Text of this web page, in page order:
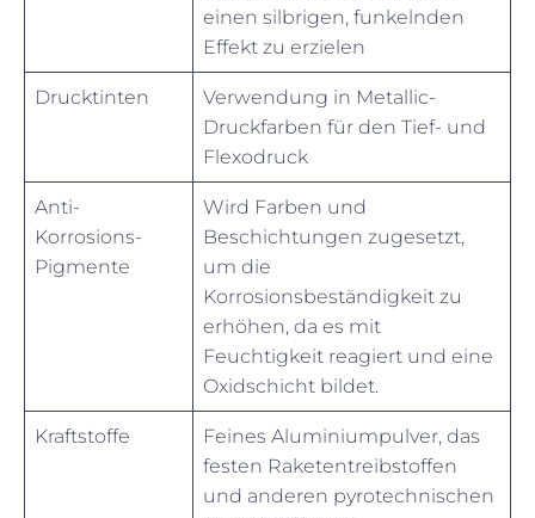
einen silbrigen, funkelnden
Effekt zu erzielen
Drucktinten
Verwendung in Metallic-
Druckfarben für den Tief- und
Flexodruck
Anti-
Korrosions-
Pigmente
Wird Farben und
Beschichtungen zugesetzt,
um die
Korrosionsbeständigkeit zu
erhöhen, da es mit
Feuchtigkeit reagiert und eine
Oxidschicht bildet.
Kraftstoffe
Feines Aluminiumpulver, das
festen Raketentreibstoffen
und anderen pyrotechnischen